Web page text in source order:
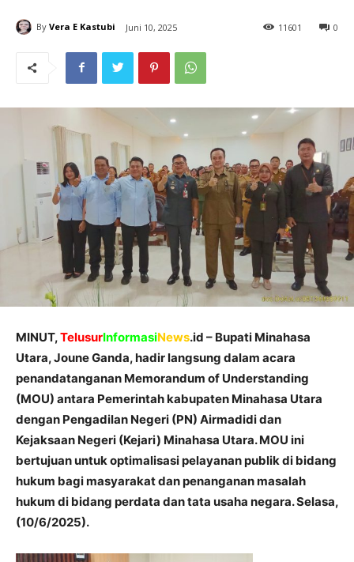
By Vera E Kastubi Juni 10, 2025 0
11 601
MINUT,TelusurInformasiNews.id – Bupati Minahasa
Utara, Joune Ganda, hadir langsung dalam acara
penandatanganan Memorandum of Understanding
(MOU) antara Pemerintah kabupaten Minahasa Utara
dengan Pengadilan Negeri (PN) Airmadidi dan
Kejaksaan Negeri (Kejari) Minahasa Utara. MOU ini
bertujuan untuk optimalisasi pelayanan publik di bidang
hukum bagi masyarakat dan penanganan masalah
hukum di bidang perdata dan tata usaha negara. Selasa,
(10/6/2025).